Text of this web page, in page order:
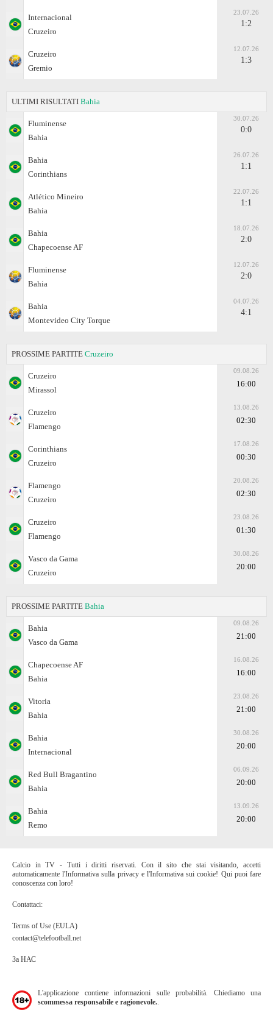
Internacional
Cruzeiro
23.07.26
1:2
Cruzeiro
Gremio
12.07.26
1:3
ULTIMI RISULTATI Bahia
Fluminense
Bahia
30.07.26
0:0
Bahia
Corinthians
26.07.26
1:1
Atlético Mineiro
Bahia
22.07.26
1:1
Bahia
Chapecoense AF
18.07.26
2:0
Fluminense
Bahia
12.07.26
2:0
Bahia
Montevideo City Torque
04.07.26
4:1
PROSSIME PARTITE Cruzeiro
Cruzeiro
Mirassol
09.08.26
16:00
Cruzeiro
Flamengo
13.08.26
02:30
Corinthians
Cruzeiro
17.08.26
00:30
Flamengo
Cruzeiro
20.08.26
02:30
Cruzeiro
Flamengo
23.08.26
01:30
Vasco da Gama
Cruzeiro
30.08.26
20:00
PROSSIME PARTITE Bahia
Bahia
Vasco da Gama
09.08.26
21:00
Chapecoense AF
Bahia
16.08.26
16:00
Vitoria
Bahia
23.08.26
21:00
Bahia
Internacional
30.08.26
20:00
Red Bull Bragantino
Bahia
06.09.26
20:00
Bahia
Remo
13.09.26
20:00
Calcio in TV - Tutti i diritti riservati. Con il sito che stai visitando, accetti
automaticamente l'Informativa sulla privacy e l'Informativa sui cookie! Qui puoi fare
conoscenza con loro!
Contattaci:
Terms of Use (EULA)
contact@telefootball.net
За НАС
L'applicazione contiene informazioni sulle probabilità. Chiediamo una
scommessa responsabile e ragionevole.